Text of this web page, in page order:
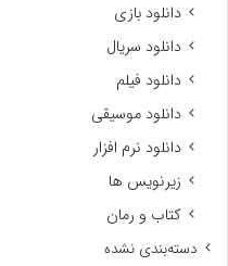
دانلود بازی
دانلود سریال
دانلود فیلم
دانلود موسیقی
دانلود نرم افزار
زیرنویس ها
کتاب و رمان
دسته‌بندی نشده